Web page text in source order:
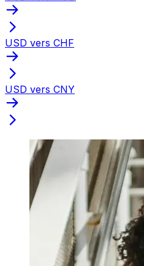
USD vers CHF
USD vers CNY